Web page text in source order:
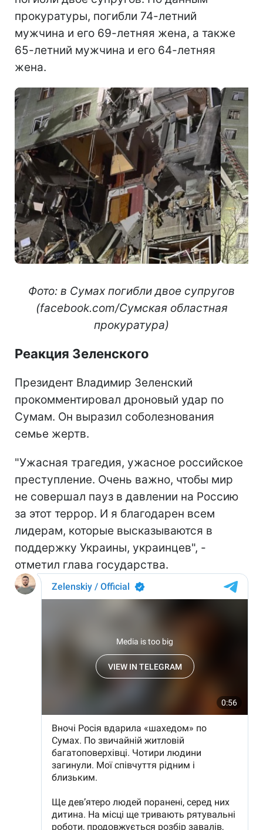
прокуратуры, погибли 74-летний
мужчина и его 69-летняя жена, а также
65-летний мужчина и его 64-летняя
жена.
Фото: в Сумах погибли двое супругов
(facebook.com/Сумская областная
прокуратура)
Реакция Зеленского
Президент Владимир Зеленский
прокомментировал дроновый удар по
Сумам. Он выразил соболезнования
семье жертв.
"Ужасная трагедия, ужасное российское
преступление. Очень важно, чтобы мир
не совершал пауз в давлении на Россию
за этот террор. И я благодарен всем
лидерам, которые высказываются в
поддержку Украины, украинцев", -
отметил глава государства.